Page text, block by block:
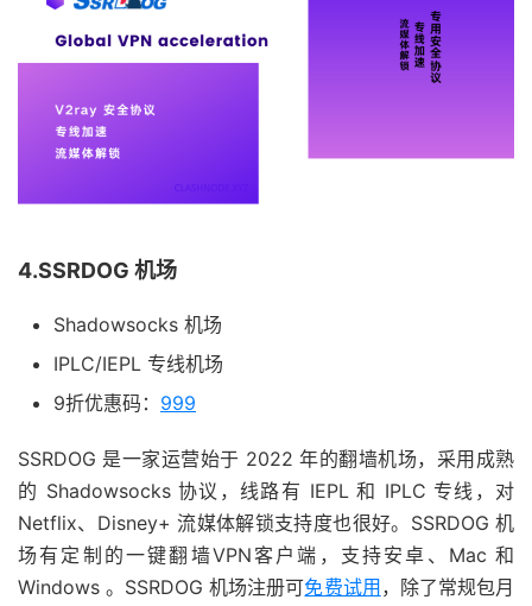
4.SSRDOG 机场
Shadowsocks 机场
IPLC/IEPL 专线机场
9折优惠码： 999
SSRDOG 是一家运营始于 2022 年的翻墙机场，采用成熟
的 Shadowsocks 协议，线路有 IEPL 和 IPLC 专线，对
Netflix、Disney+ 流媒体解锁支持度也很好。SSRDOG 机
场有定制的一键翻墙VPN客户端，支持安卓、Mac 和
Windows 。SSRDOG 机场注册可免费试用 ，除了常规包月